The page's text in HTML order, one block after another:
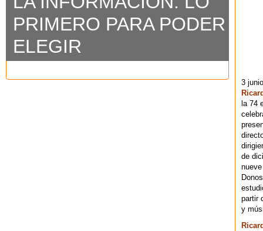
PRIMERO PARA PODER
ELEGIR
3
la 74
de
partir
y